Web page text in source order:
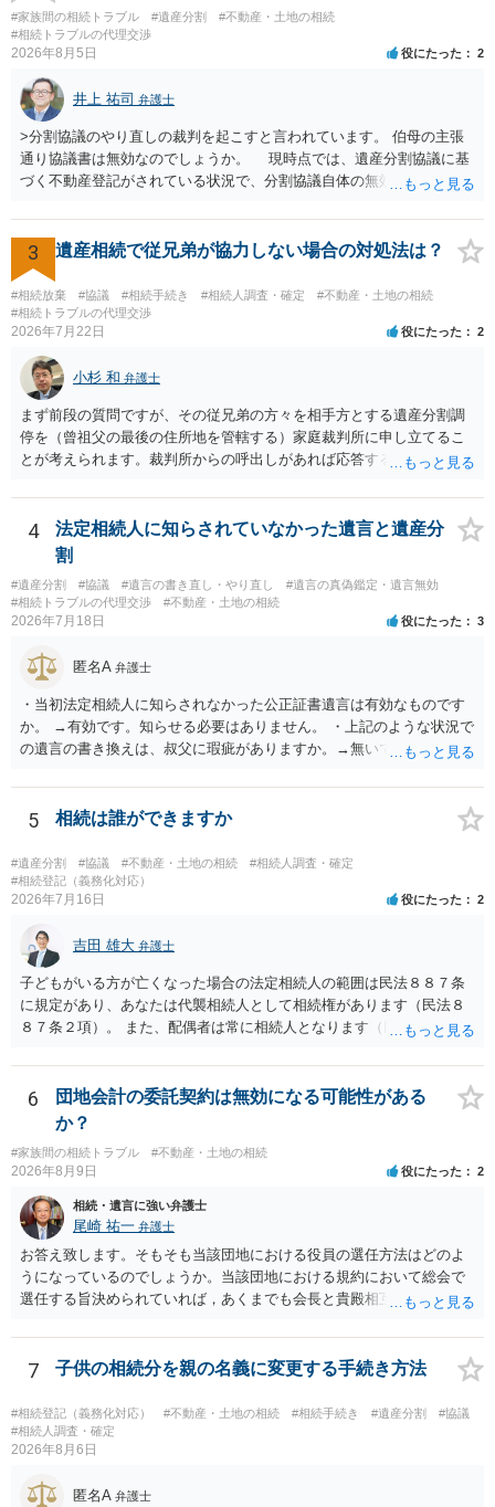
があり出席できない）との記載で十分です。 質問３について 弁護士で
はないので、ｍｉｎｔｓでの提出の必要は無いと思います。郵送（期
限までに届けばよい）で十分です。 詳細は、書面記載の裁判所書記官
にお問い合わせください。 以上、ご参考まで。
#家族間の相続トラブル #遺産分割
#不動産・土地の相続
#相続トラブルの代理交渉
2026年8月5日 役にたった 2
井上 祐司 弁護士
>分割協議のやり直しの裁判を起こすと言われています。 伯母の主張
通り協議書は無効なのでしょうか。 現時点では、遺産分割協議に基
づく不動産登記がされている状況で、分割協議自体の無効を裁判所が
方の訴訟の主張及び立証次第ですが、 ・御祖母様の認知能力に関する
医師の意見書、筆跡鑑定 が提出されればその効力が否定される可能性
はありますが、 ・伯母様自身が分割協議に加わっていること ・御祖母
様の意に反する遺産分割協議を行う実益が誰にあったかの立証が困難
であること からすると、実際に遺産分割協議の効力が否定される可能
性はそれほど高くない（立証のハードルは非常に高い）ということが
言えると思います。
3 遺産相続で従兄弟が協力しない場合の対処法は？
#相続放棄 #協議 #相続手続き #相続人調査・確定
#不動産・土地の相続
#相続トラブルの代理交渉
2026年7月22日 役にたった 2
小杉 和 弁護士
まず前段の質問ですが、その従兄弟の方々を相手方とする遺産分割調
停を（曾祖父の最後の住所地を管轄する）家庭裁判所に申し立てるこ
とが考えられます。裁判所からの呼出しがあれば応答する可能性がま
能と思われます。時間が思った以上にないので必要書類をてきぱきと
揃える必要があります。その点是非御注意ください。
4
法定相続人に知らされていなかった遺言と遺産分
割
#遺産分割 #協議 #遺言の書き直し・やり直し
#遺言の真偽鑑定・遺言無効
#相続トラブルの代理交渉
#不動産・土地の相続
2026年7月18日 役にたった 3
匿名A 弁護士
・当初法定相続人に知らされなかった公正証書遺言は有効なものです
か。 →有効です。知らせる必要はありません。 ・上記のような状況で
の遺言の書き換えは、叔父に瑕疵がありますか。→無いです。 ・分割
ますか。 →本人が自由に決められますので、どこが妥当とは言えない
です。客観的な基準もありません。 ・できれば穏やかに、分割を拒否
することはできますか。 →分割を拒否するということは、遺産はいら
ないということでしょうか。遺言で、受取を指定されててもいらない
と拒否することはできます。理由を説明する必要はありません。
5 相続は誰ができますか
#遺産分割 #協議 #不動産・土地の相続
#相続人調査・確定
#相続登記（義務化対応）
2026年7月16日 役にたった 2
吉田 雄大 弁護士
子どもがいる方が亡くなった場合の法定相続人の範囲は民法８８７条
に規定があり、あなたは代襲相続人として相続権があります（民法８
８７条２項）。 また、配偶者は常に相続人となります（民法８９０
も相続権があります。つまり、孫５人に加えて「おじ又はおば」にも
相続権がある可能性があります。
6
団地会計の委託契約は無効になる可能性がある
か？
#家族間の相続トラブル #不動産・土地の相続
2026年8月9日 役にたった 2
相続・遺言に強い弁護士
尾崎 祐一 弁護士
お答え致します。そもそも当該団地における役員の選任方法はどのよ
うになっているのでしょうか。当該団地における規約において総会で
選任する旨決められていれば，あくまでも会長と貴殿相互間における
し，団地と貴殿との委託契約は有効に成立しています。当該団地にお
ける役員の選任が会長の専権でできるのであれば，貴殿と会長との合
7 子供の相続分を親の名義に変更する手続き方法
#相続登記（義務化対応） #不動産・土地の相続 #相続手続き #遺産分割
#協議
#相続人調査・確定
2026年8月6日
匿名A 弁護士